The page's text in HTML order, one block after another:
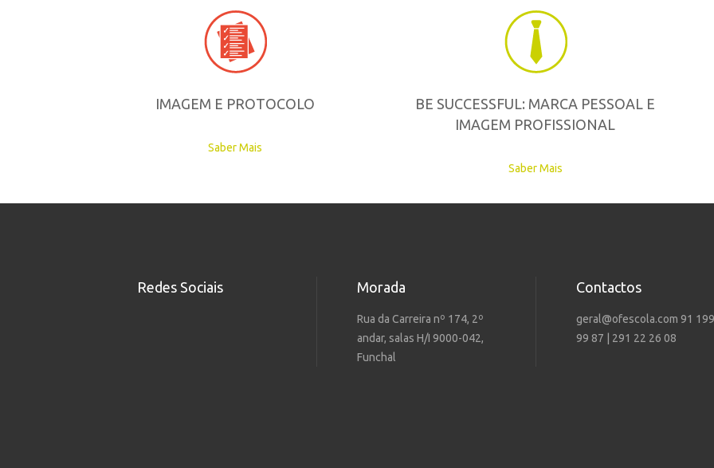
IMAGEM E PROTOCOLO
Saber Mais
BE SUCCESSFUL: MARCA PESSOAL E
IMAGEM PROFISSIONAL
Saber Mais
Redes Sociais Morada
Rua da Carreira nº 174, 2º
andar, salas H/I 9000-042,
Funchal
Contactos
geral@ofescola.com 91 199
99 87 | 291 22 26 08